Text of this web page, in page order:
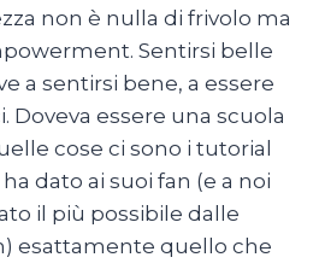
non è nulla di frivolo ma
Sentirsi belle
a sentirsi bene, a essere
Doveva essere una scuola
cose ci sono i tutorial
dato ai suoi fan (e a noi
il più possibile dalle
esattamente quello che